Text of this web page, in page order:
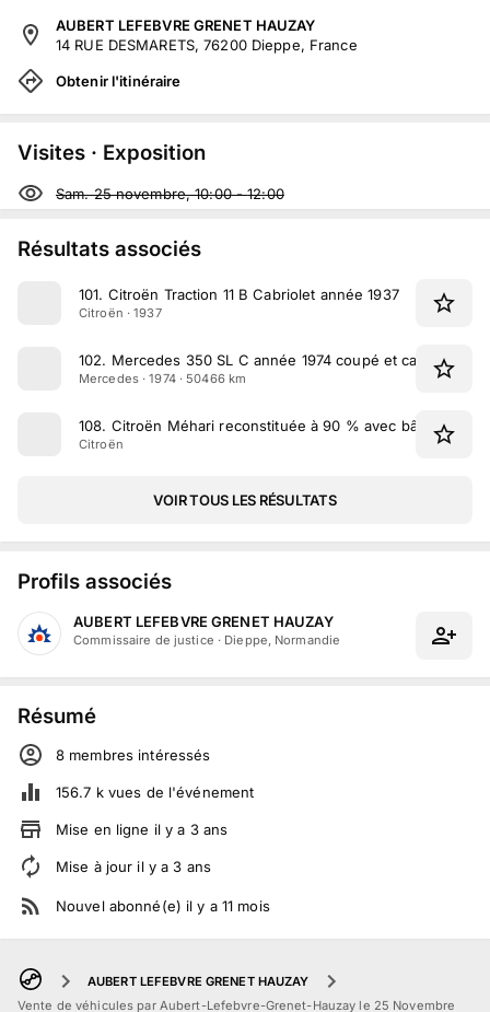
AUBERT LEFEBVRE GRENET HAUZAY
14 RUE DESMARETS, 76200 Dieppe, France
Obtenir l'itinéraire
Visites · Exposition
Sam. 25 novembre, 10:00-12:00
Résultats associés
101. Citroën Traction 11 B Cabriolet année 1937
Citroën · 1937
102. Mercedes 350 SL C année 1974 coupé et cabriolet
Mercedes · 1974 · 50466 km
108. Citroën Méhari reconstituée à 90 % avec bâches
Citroën
VOIR TOUS LES RÉSULTATS
Profils associés
AUBERT LEFEBVRE GRENET HAUZAY
Commissaire de justice · Dieppe, Normandie
Résumé
8 membres intéressés
156.7 kvues de l'événement
Mise en ligne il y a 3 ans
Mise à jour il y a 3 ans
Nouvel abonné(e) il y a 11 mois
AUBERT LEFEBVRE GRENET HAUZAY
Vente de véhicules par Aubert-Lefebvre-Grenet-Hauzay le 25 Novembre